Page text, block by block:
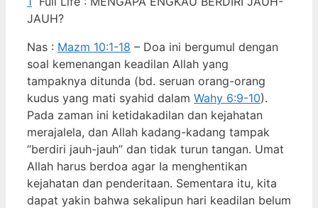
JAUH?
Nas : Mazm 10:1-18 – Doa ini bergumul dengan
soal kemenangan keadilan Allah yang
tampaknya ditunda (bd. seruan orang-orang
kudus yang mati syahid dalam Wahy 6:9-10).
Pada zaman ini ketidakadilan dan kejahatan
merajalela, dan Allah kadang-kadang tampak
“berdiri jauh-jauh” dan tidak turun tangan. Umat
Allah harus berdoa agar Ia menghentikan
kejahatan dan penderitaan. Sementara itu, kita
dapat yakin bahwa sekalipun hari keadilan belum